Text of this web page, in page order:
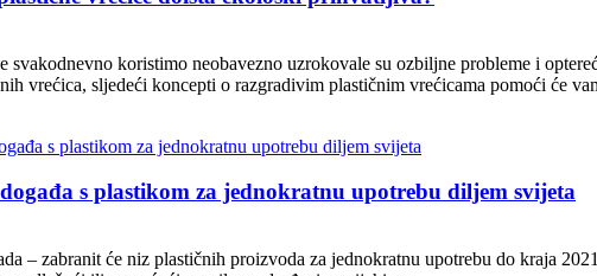
svakodnevno koristimo neobavezno uzrokovale su ozbiljne probleme i
vrećica, sljedeći koncepti o razgradivim plastičnim vrećicama pomoći će
događa s plastikom za jednokratnu upotrebu diljem svijeta
– zabranit će niz plastičnih proizvoda za jednokratnu upotrebu do kraja